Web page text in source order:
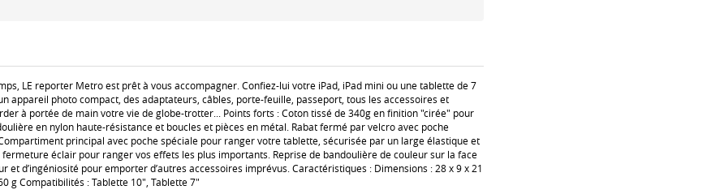
LE reporter Metro est prêt à vous accompagner. Confiez-lui votre iPad, iPad mini ou une tablette de 7
appareil photo compact, des adaptateurs, câbles, porte-feuille, passeport, tous les accessoires et
à portée de main votre vie de globe-trotter... Points forts : Coton tissé de 340g en finition "cirée" pour
en nylon haute-résistance et boucles et pièces en métal. Rabat fermé par velcro avec poche
principal avec poche spéciale pour ranger votre tablette, sécurisée par un large élastique et
éclair pour ranger vos effets les plus importants. Reprise de bandoulière de couleur sur la face
et d’ingéniosité pour emporter d’autres accessoires imprévus. Caractéristiques : Dimensions : 28 x 9 x 21
g Compatibilités : Tablette 10", Tablette 7"